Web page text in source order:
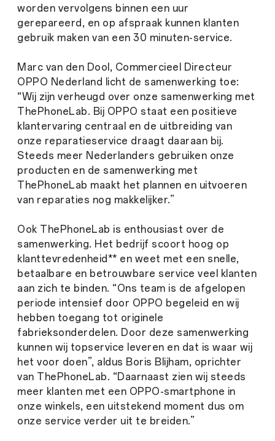
worden vervolgens binnen een uur
gerepareerd, en op afspraak kunnen klanten
gebruik maken van een 30 minuten-service.
Marc van den Dool, Commercieel Directeur
OPPO Nederland licht de samenwerking toe:
“Wij zijn verheugd over onze samenwerking met
ThePhoneLab. Bij OPPO staat een positieve
klantervaring centraal en de uitbreiding van
onze reparatieservice draagt daaraan bij.
Steeds meer Nederlanders gebruiken onze
producten en de samenwerking met
ThePhoneLab maakt het plannen en uitvoeren
van reparaties nog makkelijker.”
Ook ThePhoneLab is enthousiast over de
samenwerking. Het bedrijf scoort hoog op
klanttevredenheid** en weet met een snelle,
betaalbare en betrouwbare service veel klanten
aan zich te binden. “Ons team is de afgelopen
periode intensief door OPPO begeleid en wij
hebben toegang tot originele
fabrieksonderdelen. Door deze samenwerking
kunnen wij topservice leveren en dat is waar wij
het voor doen”, aldus Boris Blijham, oprichter
van ThePhoneLab. “Daarnaast zien wij steeds
meer klanten met een OPPO-smartphone in
onze winkels, een uitstekend moment dus om
onze service verder uit te breiden.”